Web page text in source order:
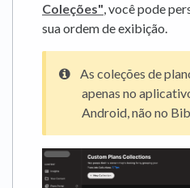
Coleções", você pode
sua ordem de exibição.
As coleções de
apenas no
Android, não no